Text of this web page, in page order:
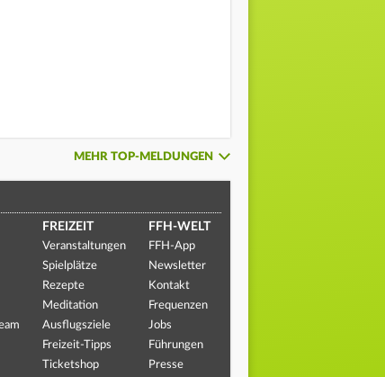
MEHR TOP-MELDUNGEN
FREIZEIT
Veranstaltungen
Spielplätze
Rezepte
Meditation
Ausflugsziele
Freizeit-Tipps
Ticketshop
FFH-WELT
FFH-App
Newsletter
Kontakt
Frequenzen
Jobs
Führungen
Presse